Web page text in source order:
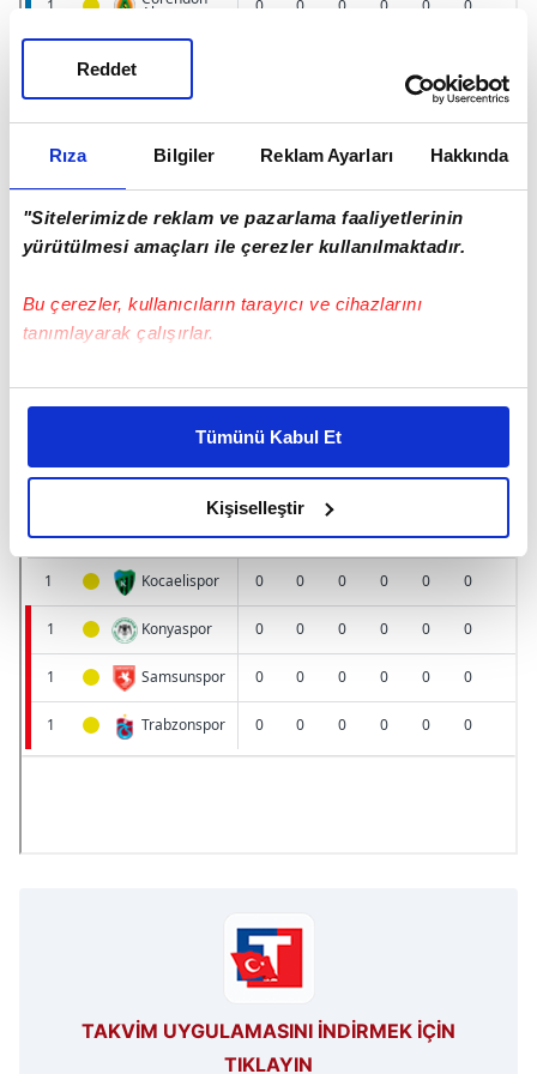
Rıza Bilgiler Reklam Ayarları Hakkında
"Sitelerimizde reklam ve pazarlama faaliyetlerinin
yürütülmesi amaçları ile çerezler kullanılmaktadır.
Bu çerezler, kullanıcıların tarayıcı ve cihazlarını
tanımlayarak çalışırlar.
Bu çerezlere izin vermeniz halinde sizlere özel
daha iyi reklam deneyimi yaşatabiliriz. Bunu yaparken
amacımızın size daha iyi bir reklam deneyimi sunmak
olduğunu ve sizlere en iyi içerikleri sunabilmek adına
elimizden gelen çabayı gösterdiğimizi ve bu noktada,
reklamların maliyetlerimizi karşılamak noktasında tek gelir
kalemimiz olduğunu sizlere hatırlatmak isteriz.
Her halükârda, kullanıcılar, bu çerezlere izin vermedikleri
takdirde, kullanıcılara hedefli reklamlar
gösterilmeyecektir."
kılınması ve kişiselleştirilmesi ve sizlere yönelik
reklam/pazarlama faaliyetlerinin yapılması, amaçlarıyla
sınırlı olarak açık rızanız dahilinde kullanılacaktır.
Tümünü Kabul Et
Kişiselleştir
Reddet
TAKVİM UYGULAMASINI İNDİRMEK İÇİN
TIKLAYIN